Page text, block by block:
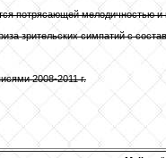
потрясающей мелодичностью
зрительских симпатий с
2008-2011 г.